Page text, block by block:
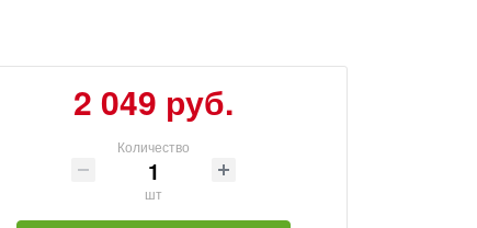
2 049 руб.
Количество
шт